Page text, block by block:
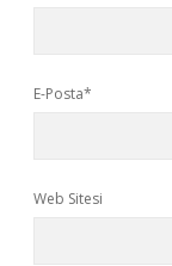
E-Posta*
Web Sitesi